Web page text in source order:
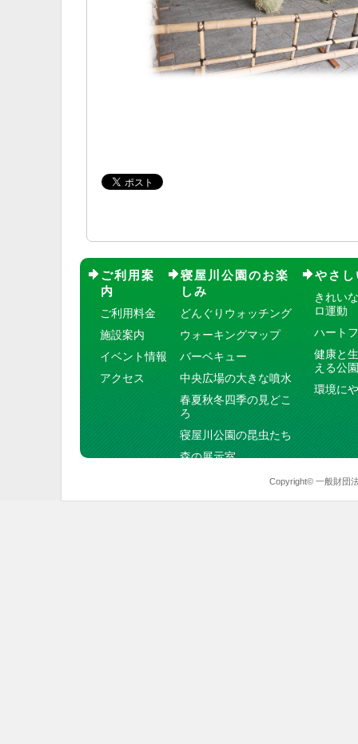
ご利用案
内
ご利用料金
施設案内
イベント情報
アクセス
寝屋川公園のお楽
しみ
どんぐりウォッチング
ウォーキングマップ
バーベキュー
中央広場の大きな噴水
春夏秋冬四季の見どこ
ろ
寝屋川公園の昆虫たち
森の展示室
やさ
きれい
ロ運動
ハート
健康と
える公園
環境に
Copyright© 一般財団